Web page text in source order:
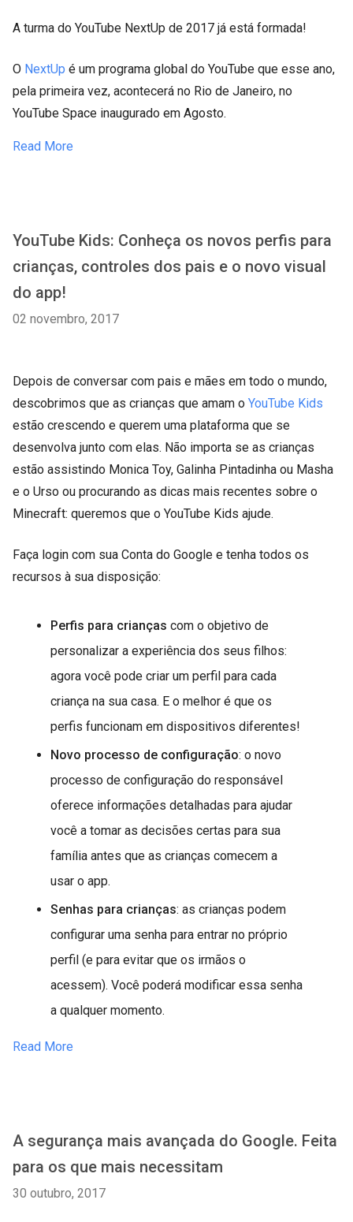
A turma do YouTube NextUp de 2017 já está formada!
O NextUp é um programa global do YouTube que esse ano,
pela primeira vez, acontecerá no Rio de Janeiro, no
YouTube Space inaugurado em Agosto.
Read More
YouTube Kids: Conheça os novos perfis para
crianças, controles dos pais e o novo visual
do app!
02 novembro, 2017
Depois de conversar com pais e mães em todo o mundo,
descobrimos que as crianças que amam o YouTube Kids
estão crescendo e querem uma plataforma que se
desenvolva junto com elas. Não importa se as crianças
estão assistindo Monica Toy, Galinha Pintadinha ou Masha
e o Urso ou procurando as dicas mais recentes sobre o
Minecraft: queremos que o YouTube Kids ajude.
Faça login com sua Conta do Google e tenha todos os
recursos à sua disposição:
Perfis para crianças com o objetivo de
personalizar a experiência dos seus filhos:
agora você pode criar um perfil para cada
criança na sua casa. E o melhor é que os
perfis funcionam em dispositivos diferentes!
Novo processo de configuração: o novo
processo de configuração do responsável
oferece informações detalhadas para ajudar
você a tomar as decisões certas para sua
família antes que as crianças comecem a
usar o app.
Senhas para crianças: as crianças podem
configurar uma senha para entrar no próprio
perfil (e para evitar que os irmãos o
acessem). Você poderá modificar essa senha
a qualquer momento.
Read More
A segurança mais avançada do Google. Feita
para os que mais necessitam
30 outubro, 2017